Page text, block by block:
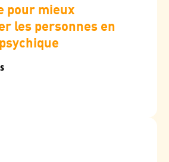
pour mieux
les personnes en